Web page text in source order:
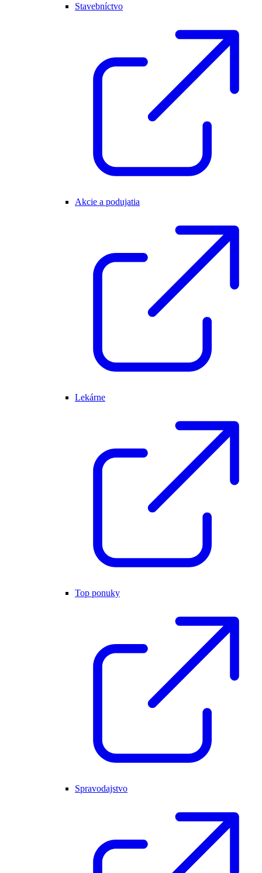
Stavebníctvo
Akcie a podujatia
Lekárne
Top ponuky
Spravodajstvo